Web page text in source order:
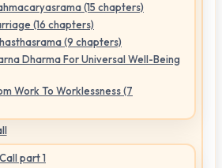
(15 chapters)
(16 chapters)
(9 chapters)
Dharma For Universal Well-Being
Work To Worklessness (7
part 1